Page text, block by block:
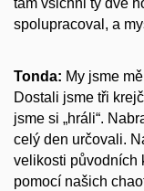
tam všichni ty dvě
spolupracoval, a
Tonda: My jsme
Dostali jsme tři
jsme si „hráli“.
celý den určovali.
velikosti původních
pomocí našich